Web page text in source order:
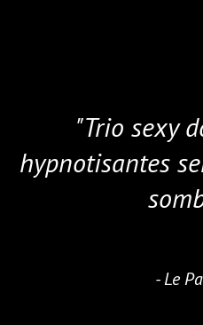
"Trio sexy
hypnotisantes
Le